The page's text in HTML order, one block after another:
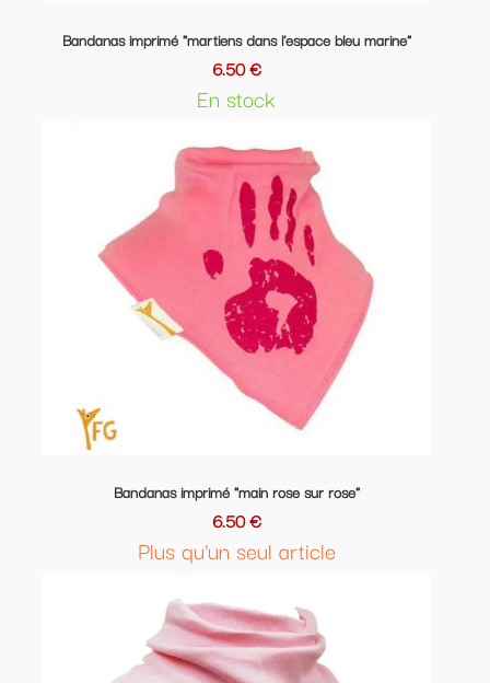
Bandanas imprimé "martiens dans l'espace bleu marine"
6.50 €
En stock
Bandanas imprimé "main rose sur rose"
6.50 €
Plus qu'un seul article